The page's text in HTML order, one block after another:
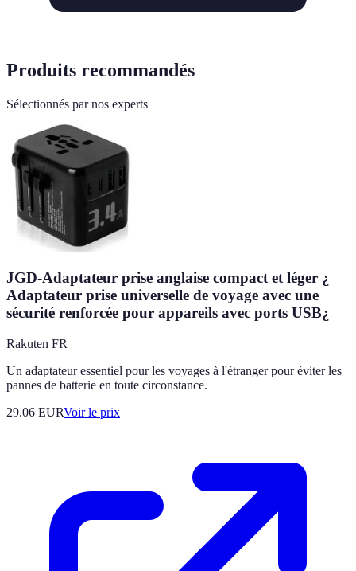
Produits recommandés
Sélectionnés par nos experts
JGD-Adaptateur prise anglaise compact et léger ¿
Adaptateur prise universelle de voyage avec une
sécurité renforcée pour appareils avec ports USB¿
Rakuten FR
Un adaptateur essentiel pour les voyages à l'étranger pour éviter les
pannes de batterie en toute circonstance.
29.06 EURVoir le prix